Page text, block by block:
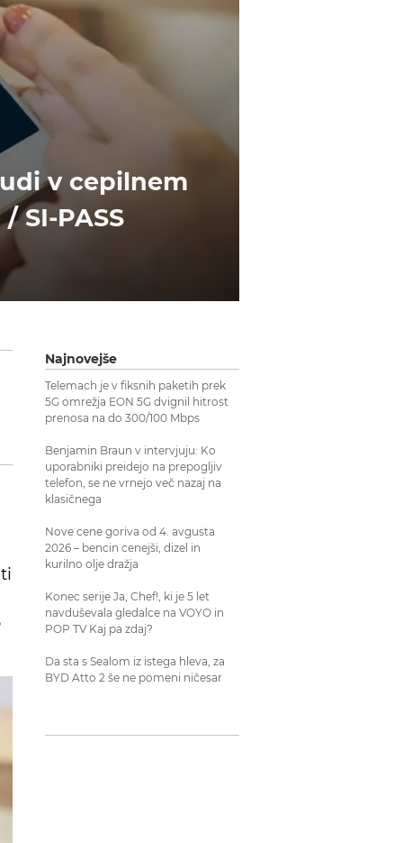
v cepilnem
SI-PASS
Najnovejše
Telemach je v fiksnih paketih prek
5G omrežja EON 5G dvignil hitrost
prenosa na do 300/100 Mbps
Benjamin Braun v intervjuju: Ko
uporabniki preidejo na prepogljiv
telefon, se ne vrnejo več nazaj na
klasičnega
Nove cene goriva od 4. avgusta
2026 – bencin cenejši, dizel in
kurilno olje dražja
Konec serije Ja, Chef!, ki je 5 let
navduševala gledalce na VOYO in
POP TV Kaj pa zdaj?
Da sta s Sealom iz istega hleva, za
BYD Atto 2 še ne pomeni ničesar